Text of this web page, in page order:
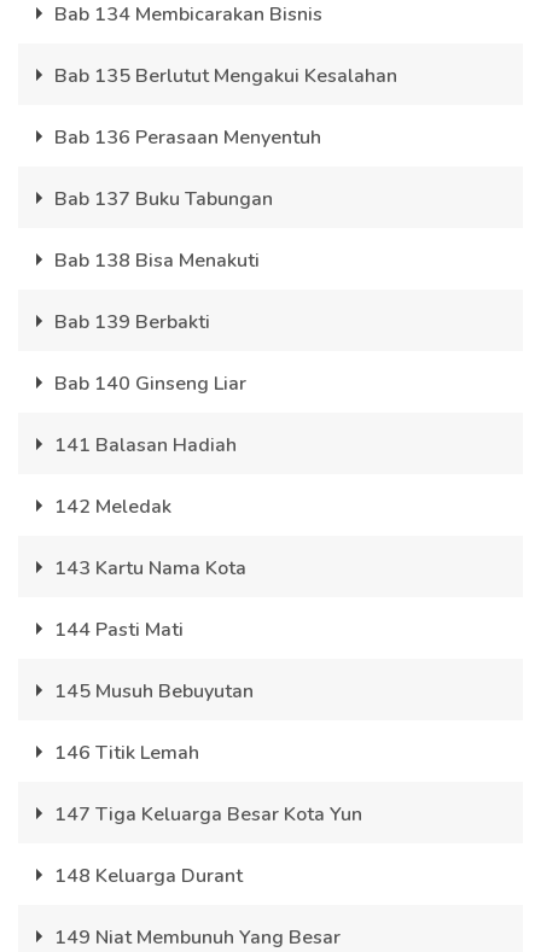
Bab 134 Membicarakan Bisnis
Bab 135 Berlutut Mengakui Kesalahan
Bab 136 Perasaan Menyentuh
Bab 137 Buku Tabungan
Bab 138 Bisa Menakuti
Bab 139 Berbakti
Bab 140 Ginseng Liar
141 Balasan Hadiah
142 Meledak
143 Kartu Nama Kota
144 Pasti Mati
145 Musuh Bebuyutan
146 Titik Lemah
147 Tiga Keluarga Besar Kota Yun
148 Keluarga Durant
149 Niat Membunuh Yang Besar